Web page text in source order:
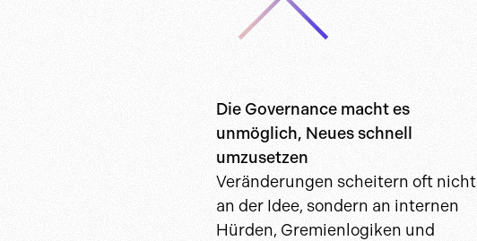
Die Governance macht es
unmöglich, Neues schnell
umzusetzen
Veränderungen scheitern oft nicht
an der Idee, sondern an internen
Hürden, Gremienlogiken und